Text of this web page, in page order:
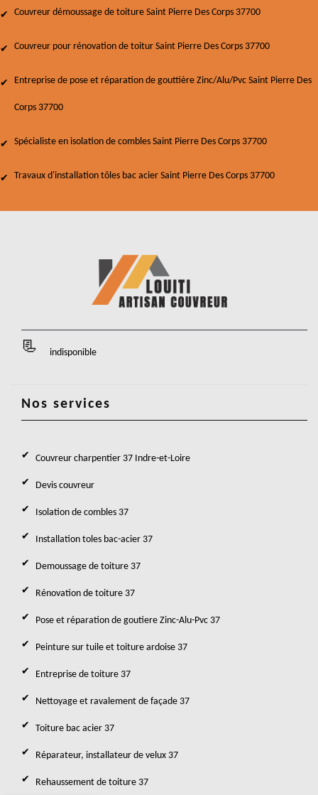
Couvreur démoussage de toiture Saint Pierre Des Corps 37700
Couvreur pour rénovation de toitur Saint Pierre Des Corps 37700
Entreprise de pose et réparation de gouttière Zinc/Alu/Pvc Saint Pierre Des
Corps 37700
Spécialiste en isolation de combles Saint Pierre Des Corps 37700
Travaux d'installation tôles bac acier Saint Pierre Des Corps 37700
indisponible
Nos services
Couvreur charpentier 37 Indre-et-Loire
Devis couvreur
Isolation de combles 37
Installation toles bac-acier 37
Demoussage de toiture 37
Rénovation de toiture 37
Pose et réparation de goutiere Zinc-Alu-Pvc 37
Peinture sur tuile et toiture ardoise 37
Entreprise de toiture 37
Nettoyage et ravalement de façade 37
Toiture bac acier 37
Réparateur, installateur de velux 37
Rehaussement de toiture 37